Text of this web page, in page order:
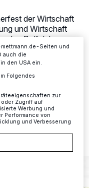
der Wirtschaft
und Wirtschaft
des Golfclubs
zahlreiche
den teilnehmenden
der Webseite klicken.
Weitere
Seiten und
auch die
den USA ein.
Folgendes
zur
Zugriff auf
Werbung und
Performance von
und Verbesserung